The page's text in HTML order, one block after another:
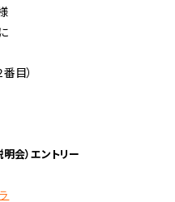
目）
会）エントリー